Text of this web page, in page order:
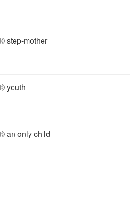
step-mother
youth
an only child